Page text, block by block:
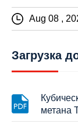
Aug 08 ,
Загрузка
метана